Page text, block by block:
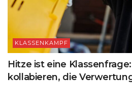
KLASSENKAMPF
Hitze ist eine
kollabieren, die